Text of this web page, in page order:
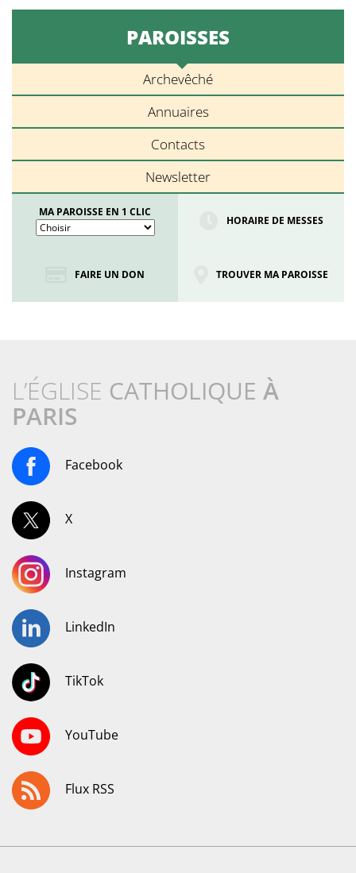
PAROISSES
Archevêché
Annuaires
Contacts
Newsletter
MA PAROISSE EN 1 CLIC
HORAIRE DE MESSES
FAIRE UN DON TROUVER MA PAROISSE
L’ÉGLISE CATHOLIQUE À
PARIS
Facebook
X
Instagram
LinkedIn
TikTok
YouTube
Flux RSS